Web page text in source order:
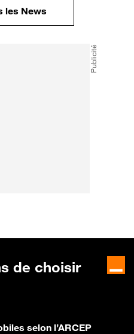
les News
de choisir
selon l’ARCEP